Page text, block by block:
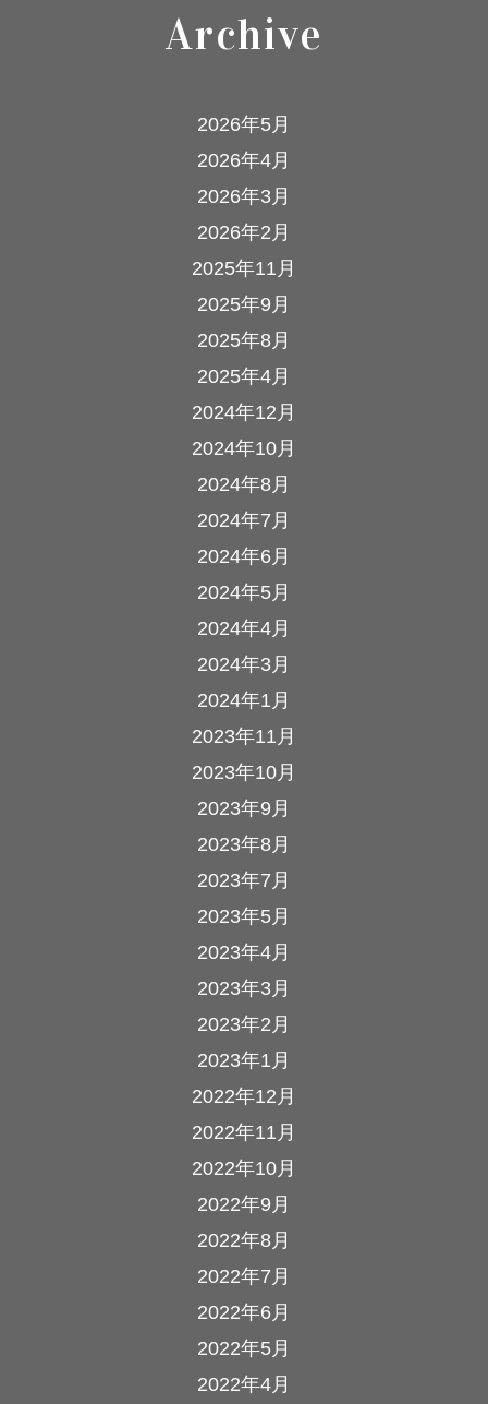
Archive
2026年5月
2026年4月
2026年3月
2026年2月
2025年11月
2025年9月
2025年8月
2025年4月
2024年12月
2024年10月
2024年8月
2024年7月
2024年6月
2024年5月
2024年4月
2024年3月
2024年1月
2023年11月
2023年10月
2023年9月
2023年8月
2023年7月
2023年5月
2023年4月
2023年3月
2023年2月
2023年1月
2022年12月
2022年11月
2022年10月
2022年9月
2022年8月
2022年7月
2022年6月
2022年5月
2022年4月